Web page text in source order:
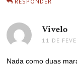
Vivelo
11 DE
Nada como duas